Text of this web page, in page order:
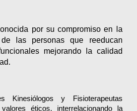
por su compromiso en la
las personas que reeducan
mejorando la calidad
Kinesiólogos y Fisioterapeutas
éticos, interrelacionando la